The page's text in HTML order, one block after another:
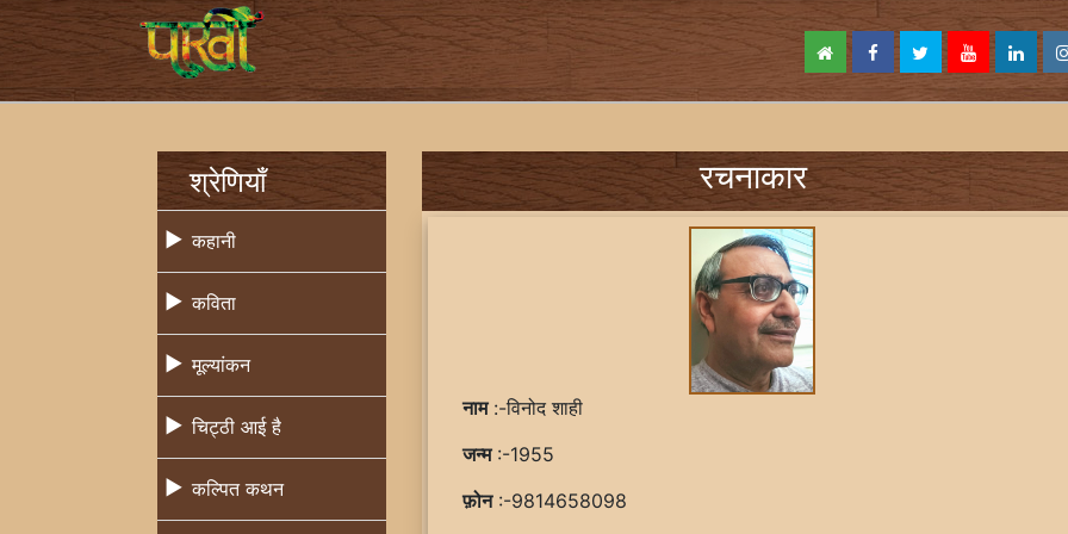
श्रेणियाँ
कहानी
कविता
मूल्यांकन
चिट्ठी आई है
कल्पित कथन
रचनाकार
नाम:-विनोद शाही
जन्म:-1955
फ़ोन:-9814658098